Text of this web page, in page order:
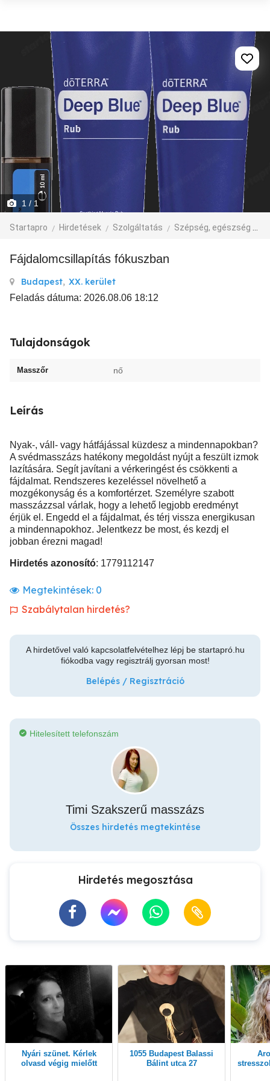
1 / 1
Startapro Hirdetések Szolgáltatás Szépség, egészség
Fájdalomcsillapítás fókuszban
Budapest, XX. kerület
Feladás dátuma: 2026.08.06 18:12
Tulajdonságok
Masszőr nő
Leírás
Nyak-, váll- vagy hátfájással küzdesz a mindennapokban?
A svédmasszázs hatékony megoldást nyújt a feszült izmok
lazítására. Segít javítani a vérkeringést és csökkenti a
fájdalmat. Rendszeres kezeléssel növelhető a
mozgékonyság és a komfortérzet. Személyre szabott
masszázzsal várlak, hogy a lehető legjobb eredményt
érjük el. Engedd el a fájdalmat, és térj vissza energikusan
a mindennapokhoz. Jelentkezz be most, és kezdj el
jobban érezni magad!
Hirdetés azonosító: 1779112147
Megtekintések: 0
Szabálytalan hirdetés?
A hirdetővel való kapcsolatfelvételhez lépj be startapró.hu
fiókodba vagy regisztrálj gyorsan most!
Belépés / Regisztráció
Hitelesített telefonszám
Timi Szakszerű masszázs
Összes hirdetés megtekintése
Hirdetés megosztása
Nyári szünet. Kérlek
olvasd végig mielőtt
1055 Budapest Balassi
Bálint utca 27
Aromaterápiás